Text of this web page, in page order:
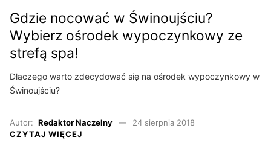
Gdzie nocować w Świnoujściu?
Wybierz ośrodek wypoczynkowy ze
strefą spa!
Dlaczego warto zdecydować się na ośrodek wypoczynkowy w
Świnoujściu?
Autor: Redaktor Naczelny
24 sierpnia 2018
CZYTAJ WIĘCEJ